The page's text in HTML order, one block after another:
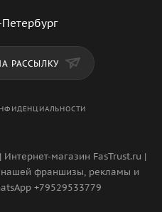
РАССЫЛКУ
магазин FasTrust.ru |
франшизы, рекламы и
+79529533779